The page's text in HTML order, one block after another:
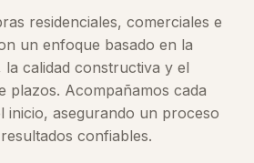
residenciales, comerciales e
un enfoque basado en la
la calidad constructiva y el
plazos. Acompañamos cada
inicio, asegurando un proceso
confiables.